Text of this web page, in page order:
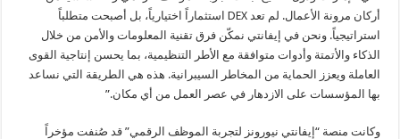
أركان مرونة الأعمال. لم تعد DEX استثماراً اختيارياً، بل أصبحت متطلباً
استراتيجياً. ونحن في إيفانتي نمكّن فرق تقنية المعلومات والأمن من خلال
الذكاء والأتمتة وأدوات متوافقة مع الأطر التنظيمية، بما يحسن إنتاجية القوى
العاملة ويعزز الحماية من المخاطر السيبرانية. هذه هي الطريقة التي نساعد
بها المؤسسات على الازدهار في عصر العمل من أي مكان.”
وكانت منصة “إيفانتي نيورونز لتجربة الموظف الرقمي” قد صُنفت مؤخراً